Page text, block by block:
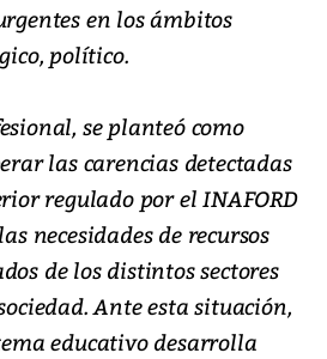
en los ámbitos
político.
se planteó como
las carencias detectadas
regulado por el INAFORD
necesidades de recursos
de los distintos sectores
Ante esta situación,
educativo desarrolla